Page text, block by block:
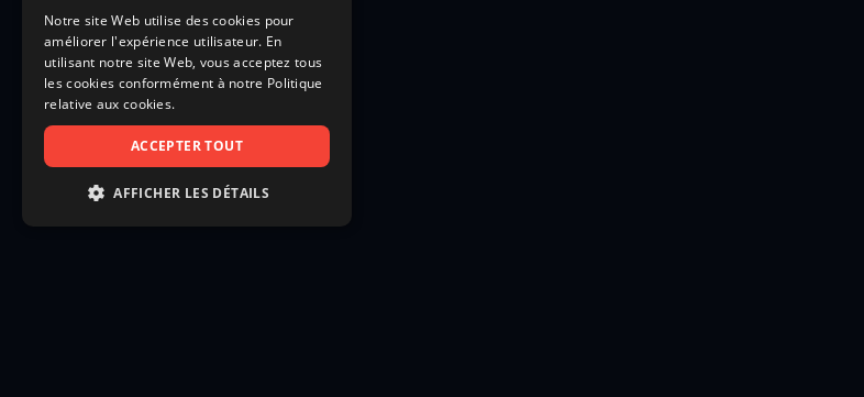
Notre site Web utilise des cookies pour
améliorer l'expérience utilisateur. En
utilisant notre site Web, vous acceptez tous
les cookies conformément à notre Politique
relative aux cookies.
ACCEPTER TOUT
AFFICHER LES DÉTAILS